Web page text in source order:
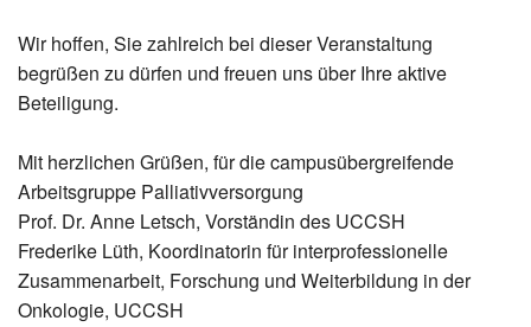
Wir hoffen, Sie zahlreich bei dieser Veranstaltung
begrüßen zu dürfen und freuen uns über Ihre aktive
Beteiligung.
Mit herzlichen Grüßen, für die campusübergreifende
Arbeitsgruppe Palliativversorgung
Prof. Dr. Anne Letsch, Vorständin des UCCSH
Frederike Lüth, Koordinatorin für interprofessionelle
Zusammenarbeit, Forschung und Weiterbildung in der
Onkologie, UCCSH